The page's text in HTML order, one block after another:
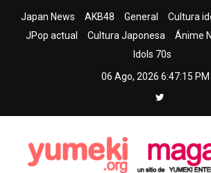
Japan News AKB48 General Cultura
JPop actual
Cultura Japonesa Ánime
Idols 70s
06 Ago, 2026 6:47:16 PM